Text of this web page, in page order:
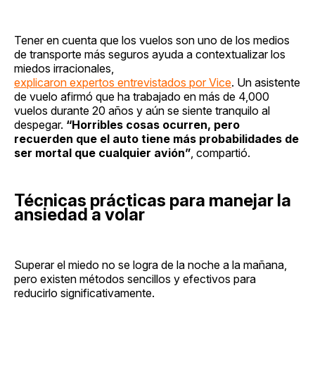
Tener en cuenta que los vuelos son uno de los medios
de transporte más seguros ayuda a contextualizar los
miedos irracionales,
explicaron expertos entrevistados por Vice. Un asistente
de vuelo afirmó que ha trabajado en más de 4,000
vuelos durante 20 años y aún se siente tranquilo al
despegar. “Horribles cosas ocurren, pero
recuerden que el auto tiene más probabilidades de
ser mortal que cualquier avión” , compartió.
Técnicas prácticas para manejar la
ansiedad a volar
Superar el miedo no se logra de la noche a la mañana,
pero existen métodos sencillos y efectivos para
reducirlo significativamente.